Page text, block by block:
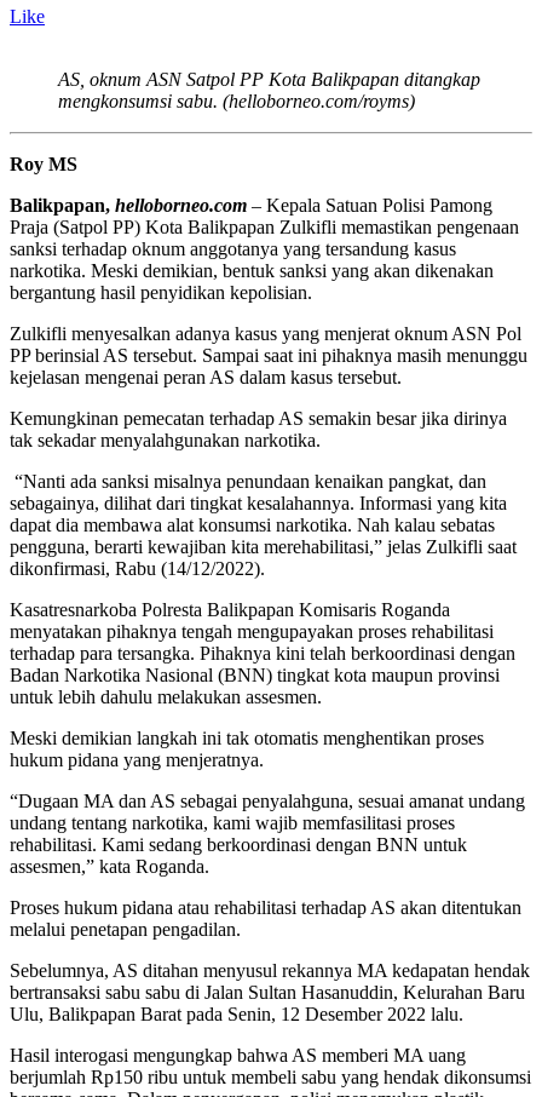
Like
AS, oknum ASN Satpol PP Kota Balikpapan ditangkap
mengkonsumsi sabu. (helloborneo.com/royms)
Roy MS
Balikpapan, helloborneo.com – Kepala Satuan Polisi Pamong
Praja (Satpol PP) Kota Balikpapan Zulkifli memastikan pengenaan
sanksi terhadap oknum anggotanya yang tersandung kasus
narkotika. Meski demikian, bentuk sanksi yang akan dikenakan
bergantung hasil penyidikan kepolisian.
Zulkifli menyesalkan adanya kasus yang menjerat oknum ASN Pol
PP berinsial AS tersebut. Sampai saat ini pihaknya masih menunggu
kejelasan mengenai peran AS dalam kasus tersebut.
Kemungkinan pemecatan terhadap AS semakin besar jika dirinya
tak sekadar menyalahgunakan narkotika.
“Nanti ada sanksi misalnya penundaan kenaikan pangkat, dan
sebagainya, dilihat dari tingkat kesalahannya. Informasi yang kita
dapat dia membawa alat konsumsi narkotika. Nah kalau sebatas
pengguna, berarti kewajiban kita merehabilitasi,” jelas Zulkifli saat
dikonfirmasi, Rabu (14/12/2022).
Kasatresnarkoba Polresta Balikpapan Komisaris Roganda
menyatakan pihaknya tengah mengupayakan proses rehabilitasi
terhadap para tersangka. Pihaknya kini telah berkoordinasi dengan
Badan Narkotika Nasional (BNN) tingkat kota maupun provinsi
untuk lebih dahulu melakukan assesmen.
Meski demikian langkah ini tak otomatis menghentikan proses
hukum pidana yang menjeratnya.
“Dugaan MA dan AS sebagai penyalahguna, sesuai amanat undang
undang tentang narkotika, kami wajib memfasilitasi proses
rehabilitasi. Kami sedang berkoordinasi dengan BNN untuk
assesmen,” kata Roganda.
Proses hukum pidana atau rehabilitasi terhadap AS akan ditentukan
melalui penetapan pengadilan.
Sebelumnya, AS ditahan menyusul rekannya MA kedapatan hendak
bertransaksi sabu sabu di Jalan Sultan Hasanuddin, Kelurahan Baru
Ulu, Balikpapan Barat pada Senin, 12 Desember 2022 lalu.
Hasil interogasi mengungkap bahwa AS memberi MA uang
berjumlah Rp150 ribu untuk membeli sabu yang hendak dikonsumsi